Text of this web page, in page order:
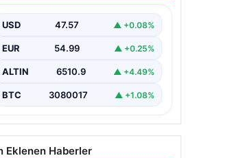
USD 47.57 ▲ +0.08%
EUR 54.99 ▲ +0.25%
ALTIN 6510.9 ▲ +4.49%
BTC 3080017 ▲ +1.08%
Eklenen Haberler